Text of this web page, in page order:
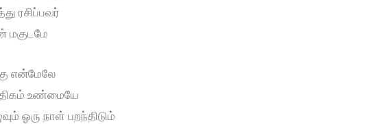
ரசிப்பவர்
மகுடமே
என்மேலே
உண்மையே
ஓரு நாள் பறந்திடும்